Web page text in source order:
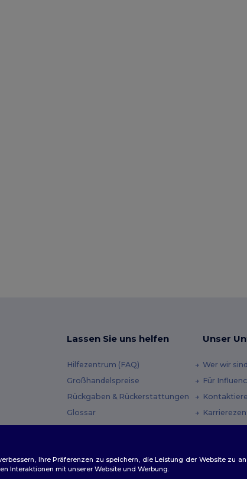
Lassen Sie uns helfen
Hilfezentrum (FAQ)
Großhandelspreise
Rückgaben & Rückerstattungen
Glossar
Unser
Wer wir sind
Für
Ihre Präferenzen zu speichern, die Leistung der Website zu
Interaktionen mit unserer Website und Werbung.